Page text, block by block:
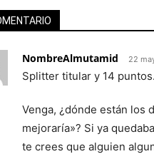
NombreAlmutamid 22
Splitter titular y 14
Venga, ¿dónde están los
mejoraría»? Si ya
te crees que alguien